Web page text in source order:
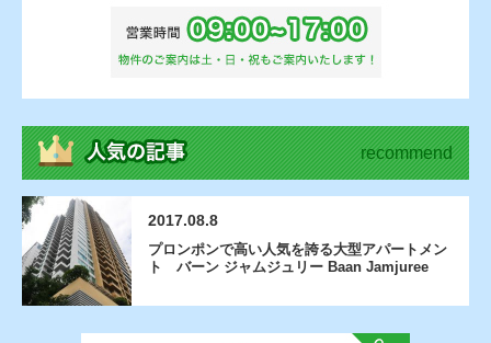
recommend
2017.08.8
プロンポンで高い人気を誇る大型アパートメン
ト バーン ジャムジュリー Baan Jamjuree